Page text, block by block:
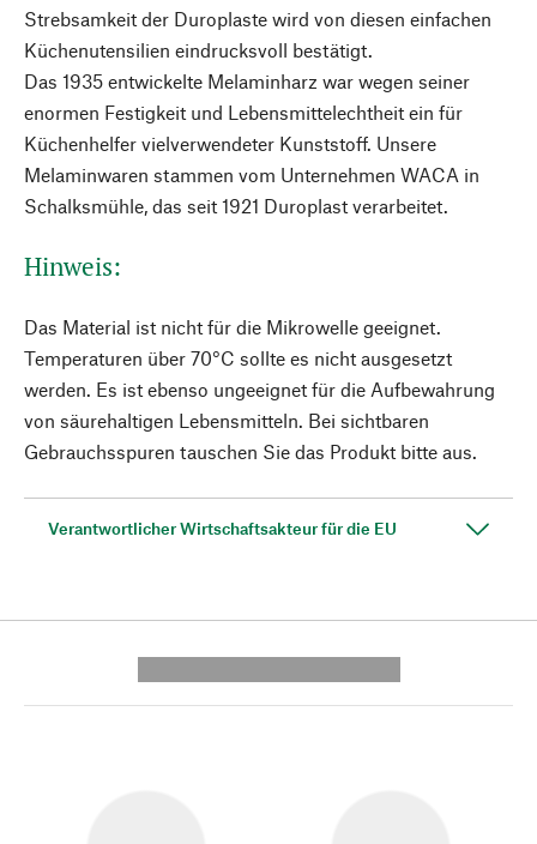
Strebsamkeit der Duroplaste wird von diesen einfachen
Küchenutensilien eindrucksvoll bestätigt.
Das 1935 entwickelte Melaminharz war wegen seiner
enormen Festigkeit und Lebensmittelechtheit ein für
Küchenhelfer vielverwendeter Kunststoff. Unsere
Melaminwaren stammen vom Unternehmen WACA in
Schalksmühle, das seit 1921 Duroplast verarbeitet.
Hinweis:
Das Material ist nicht für die Mikrowelle geeignet.
Temperaturen über 70°C sollte es nicht ausgesetzt
werden. Es ist ebenso ungeeignet für die Aufbewahrung
von säurehaltigen Lebensmitteln. Bei sichtbaren
Gebrauchsspuren tauschen Sie das Produkt bitte aus.
Verantwortlicher Wirtschaftsakteur für die EU